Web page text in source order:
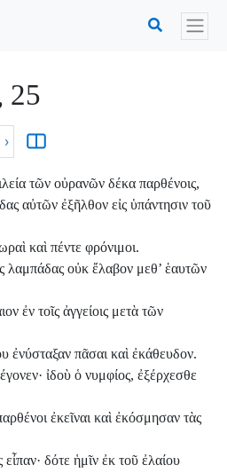
›
τῶν οὐρανῶν δέκα παρθένοις,
αὐτῶν ἐξῆλθον εἰς ὑπάντησιν τοῦ
καὶ πέντε φρόνιμοι.
λαμπάδας οὐκ ἔλαβον μεθ’ ἑαυτῶν
ἐν τοῖς ἀγγείοις μετὰ τῶν
ἐνύσταξαν πᾶσαι καὶ ἐκάθευδον.
ἰδοὺ ὁ νυμφίος, ἐξέρχεσθε
ἐκεῖναι καὶ ἐκόσμησαν τὰς
εἶπαν· δότε ἡμῖν ἐκ τοῦ ἐλαίου